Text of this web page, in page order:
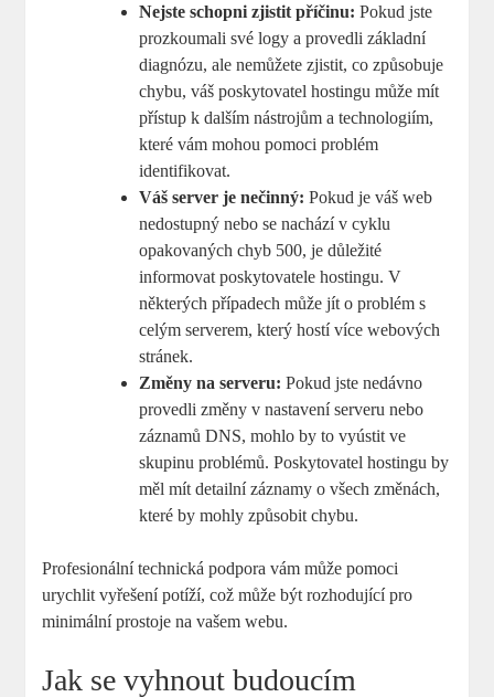
Nejste schopni zjistit příčinu: Pokud jste
prozkoumali své logy a provedli základní
diagnózu, ale nemůžete zjistit, co způsobuje
chybu, váš poskytovatel hostingu může mít
přístup k dalším nástrojům a technologiím,
které vám mohou pomoci problém
identifikovat.
Váš server je nečinný: Pokud je váš web
nedostupný nebo se nachází v cyklu
opakovaných chyb 500, je důležité
informovat poskytovatele hostingu. V
některých případech může jít o problém s
celým serverem, který hostí více webových
stránek.
Změny na serveru: Pokud jste nedávno
provedli změny v nastavení serveru nebo
záznamů DNS, mohlo by to vyústit ve
skupinu problémů. Poskytovatel hostingu by
měl mít detailní záznamy o všech změnách,
které by mohly způsobit chybu.
Profesionální technická podpora vám může pomoci
urychlit vyřešení potíží, což může být rozhodující pro
minimální prostoje na vašem webu.
Jak se vyhnout budoucím